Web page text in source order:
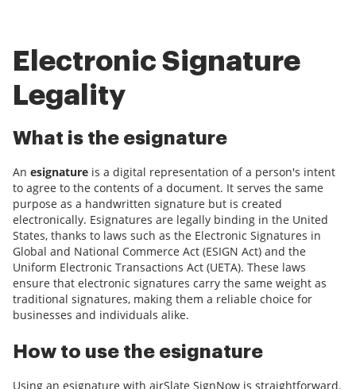
Electronic Signature
Legality
What is the esignature
An esignature is a digital representation of a person's intent
to agree to the contents of a document. It serves the same
purpose as a handwritten signature but is created
electronically. Esignatures are legally binding in the United
States, thanks to laws such as the Electronic Signatures in
Global and National Commerce Act (ESIGN Act) and the
Uniform Electronic Transactions Act (UETA). These laws
ensure that electronic signatures carry the same weight as
traditional signatures, making them a reliable choice for
businesses and individuals alike.
How to use the esignature
Using an esignature with airSlate SignNow is straightforward.